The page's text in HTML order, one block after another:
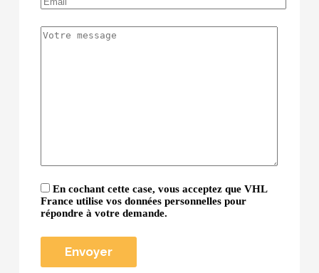
En cochant cette case, vous acceptez que VHL
France utilise vos données personnelles pour
répondre à votre demande.